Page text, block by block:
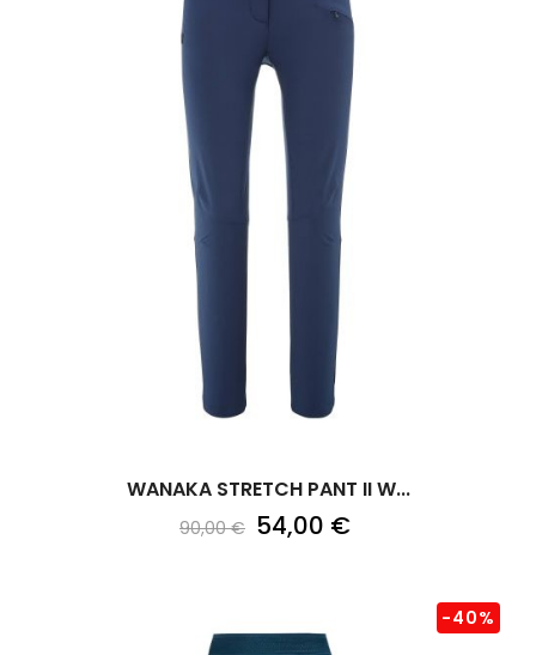
WANAKA STRETCH PANT II W...
90,00 € 54,00 €
-40%